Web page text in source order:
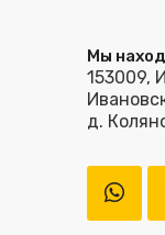
Мы
153009,
д.